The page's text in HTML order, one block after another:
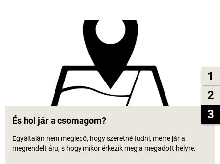
1
2
3
És hol jár a csomagom?
Egyáltalán nem meglepő, hogy szeretné tudni, merre jár a
megrendelt áru, s hogy mikor érkezik meg a megadott helyre.